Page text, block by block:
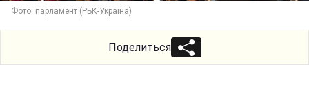
Фото: парламент (РБК-Україна)
Поделиться